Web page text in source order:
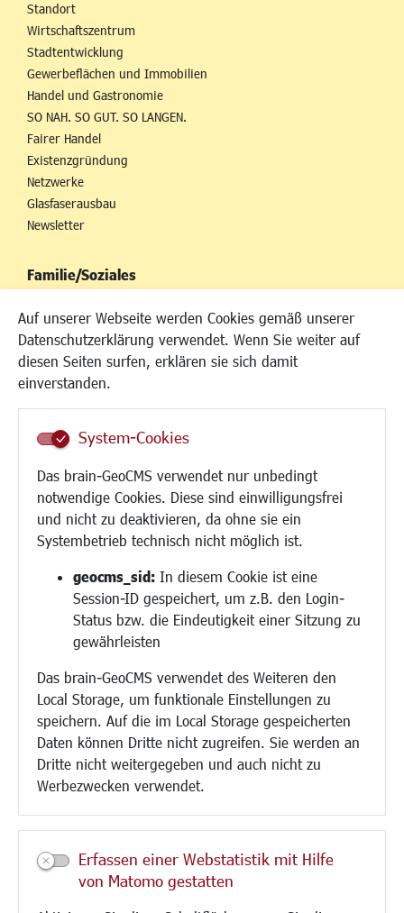
Auf unserer Webseite werden Cookies gemäß unserer
Datenschutzerklärung verwendet. Wenn Sie weiter auf
diesen Seiten surfen, erklären sie sich damit
einverstanden.
System-Cookies
Das brain-GeoCMS verwendet nur unbedingt
notwendige Cookies. Diese sind einwilligungsfrei
und nicht zu deaktivieren, da ohne sie ein
Systembetrieb technisch nicht möglich ist.
geocms_sid: In diesem Cookie ist eine
Session-ID gespeichert, um z.B. den Login-
Status bzw. die Eindeutigkeit einer Sitzung zu
gewährleisten
Das brain-GeoCMS verwendet des Weiteren den
Local Storage, um funktionale Einstellungen zu
speichern. Auf die im Local Storage gespeicherten
Daten können Dritte nicht zugreifen. Sie werden an
Dritte nicht weitergegeben und auch nicht zu
Werbezwecken verwendet.
Erfassen einer Webstatistik mit Hilfe
von Matomo gestatten
Standort
Wirtschaftszentrum
Stadtentwicklung
Gewerbeflächen und Immobilien
Handel und Gastronomie
SO NAH. SO GUT. SO LANGEN.
Fairer Handel
Existenzgründung
Netzwerke
Glasfaserausbau
Newsletter
Familie/Soziales
Kinderbetreuung
Kinder und Jugend
Institutionen für Familien
Frauen
Schule
Demokratie leben
Ukrainehilfe
Hilfe für Geflüchtete
Religion
Bauen/Umwelt/Mobilität
Bebauungsplanung
Verkehr/Mobilität
Glasfaserausbau
Aktuelle Baustellen
Paddelteich
CINDY S
Kultur/Freizeit/Tourismus
Veranstaltungen
Neue Stadthalle Langen